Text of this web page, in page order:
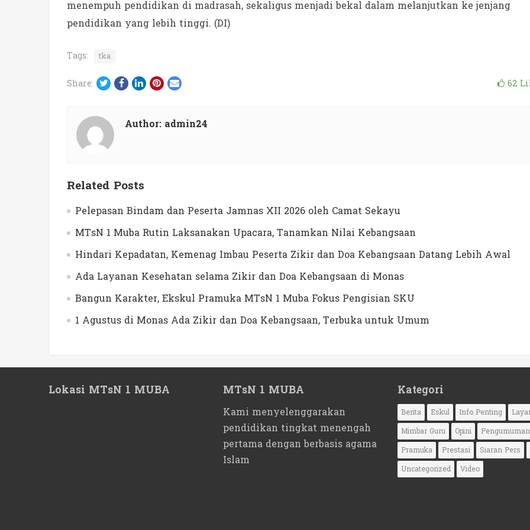
menempuh pendidikan di madrasah, sekaligus menjadi bekal dalam melanjutkan ke jenjang
pendidikan yang lebih tinggi. (DI)
Tags: tka
Share: Twitter
Facebook
LinkedIn
Pinterest
Email 62
Author: admin24
Related Posts
Pelepasan Bindam dan Peserta Jamnas XII 2026 oleh Camat Sekayu
MTsN 1 Muba Rutin Laksanakan Upacara, Tanamkan Nilai Kebangsaan
Hindari Kepadatan, Kemenag Imbau Peserta Zikir dan Doa Kebangsaan Datang Lebih Awal
Ada Layanan Kesehatan selama Zikir dan Doa Kebangsaan di Monas
Bangun Karakter, Ekskul Pramuka MTsN 1 Muba Fokus Pengisian SKU
1 Agustus di Monas Ada Zikir dan Doa Kebangsaan, Terbuka untuk Umum
Lokasi MTsN 1 MUBA MTsN 1 MUBA
Kami menyelenggarakan
pendidikan tingkat menengah
pertama dengan berbasis agama
Islam
Kategori
Berita Eskul Info Penting
Mimbar Guru
Opini
Pengumuman
Pramuka
Prestasi
Siaran Pers
Uncategorized
Video